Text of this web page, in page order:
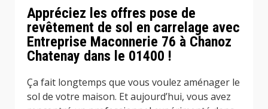
Appréciez les offres pose de
revêtement de sol en carrelage avec
Entreprise Maconnerie 76 à Chanoz
Chatenay dans le 01400 !
Ça fait longtemps que vous voulez aménager le
sol de votre maison. Et aujourd’hui, vous avez